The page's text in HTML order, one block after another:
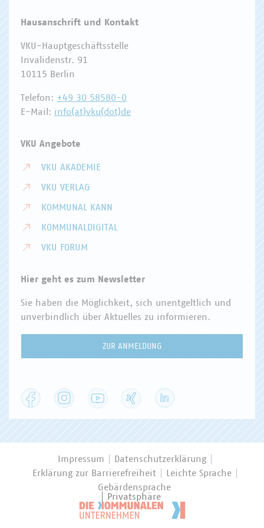
Hausanschrift und Kontakt
VKU-Hauptgeschäftsstelle
Invalidenstr. 91
10115 Berlin
Telefon: +49 30 58580-0
E-Mail: info(at)vku(dot)de
VKU Angebote
VKU AKADEMIE
VKU VERLAG
KOMMUNAL KANN
KOMMUNALDIGITAL
VKU FORUM
Hier geht es zum Newsletter
Sie haben die Möglichkeit, sich unentgeltlich und
unverbindlich über Aktuelles zu informieren.
ZUR ANMELDUNG
Facebook Instagram YouTube
Impressum
Datenschutzerklärung
Erklärung zur Barrierefreiheit
Leichte Sprache
Gebärdensprache
Privatsphäre